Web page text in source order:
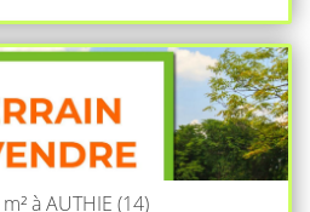
à AUTHIE (14)